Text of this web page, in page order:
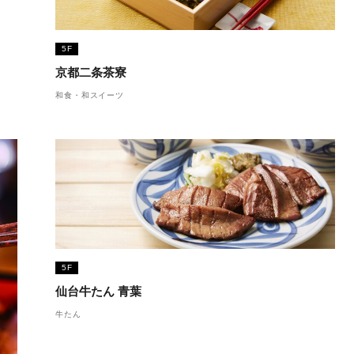
5F
京都二条茶寮
和食・和スイーツ
5F
仙台牛たん 青葉
牛たん